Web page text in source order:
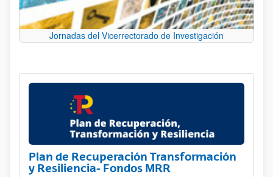
Jornadas del Vicerrectorado de Investigación
Plan de Recuperación Transformación
y Resiliencia- Fondos MRR